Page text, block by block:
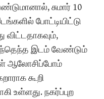
சுமார் 10
போட்டியிட்டு
விட்டதாகவும்,
இடம் வேண்டும்
ஆலோசிப்போம்
கூறி
உள்ளது. நகர்ப்புற